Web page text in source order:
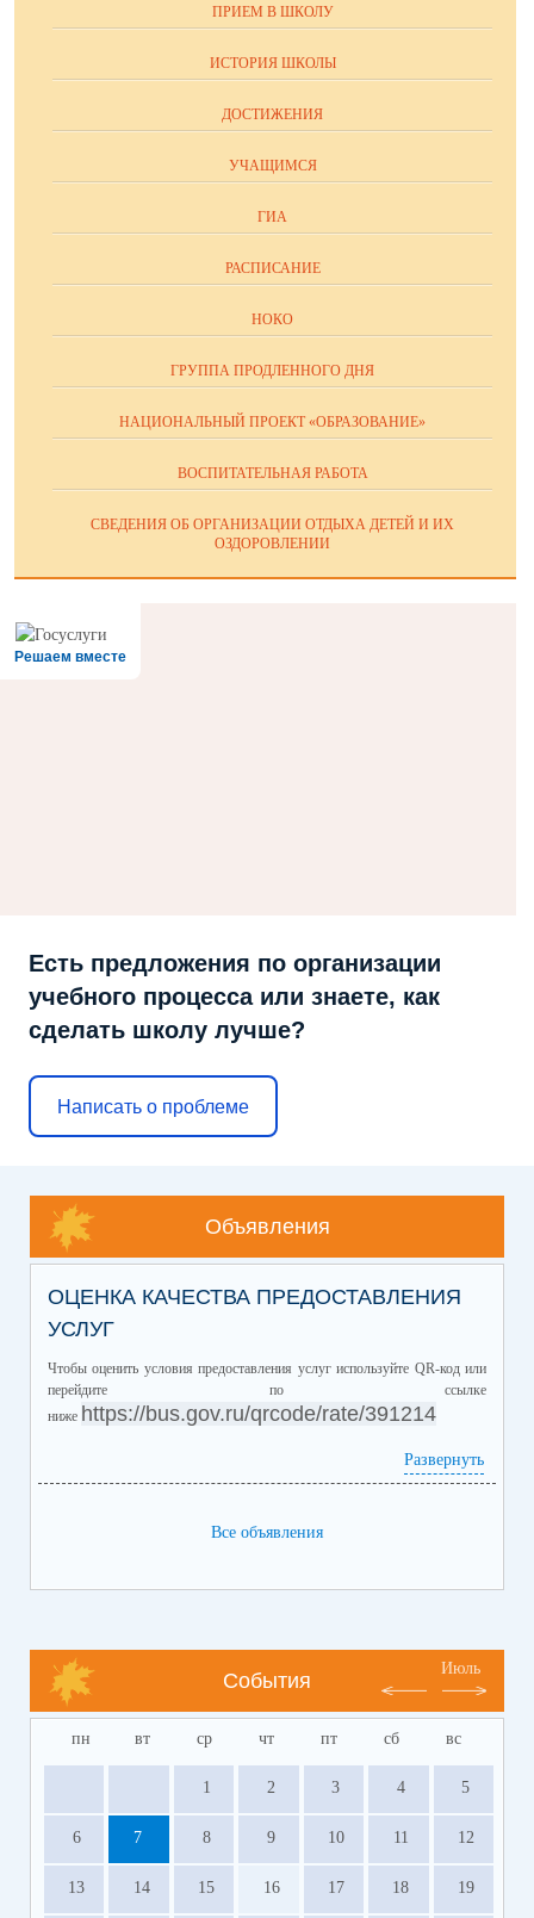
ПРИЕМ В ШКОЛУ
ИСТОРИЯ ШКОЛЫ
ДОСТИЖЕНИЯ
УЧАЩИМСЯ
ГИА
РАСПИСАНИЕ
НОКО
ГРУППА ПРОДЛЕННОГО ДНЯ
НАЦИОНАЛЬНЫЙ ПРОЕКТ «ОБРАЗОВАНИЕ»
ВОСПИТАТЕЛЬНАЯ РАБОТА
СВЕДЕНИЯ ОБ ОРГАНИЗАЦИИ ОТДЫХА ДЕТЕЙ И ИХ
ОЗДОРОВЛЕНИИ
Решаем вместе
Есть предложения по организации
учебного процесса или знаете, как
сделать школу лучше?
Написать о проблеме
Объявления
ОЦЕНКА КАЧЕСТВА ПРЕДОСТАВЛЕНИЯ
УСЛУГ
Чтобы оценить условия предоставления услуг используйте QR-код или
перейдите по ссылке
ниже https://bus.gov.ru/qrcode/rate/391214
Развернуть
Все объявления
События
Июль
пн вт ср чт пт сб вс
1 2 3 4 5
6 7 8 9 10 11 12
13 14 15 16 17 18 19